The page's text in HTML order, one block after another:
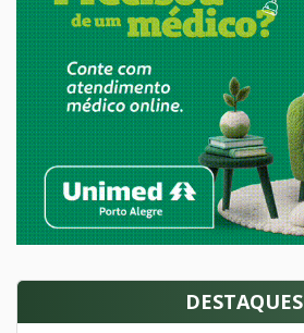
DESTAQUES